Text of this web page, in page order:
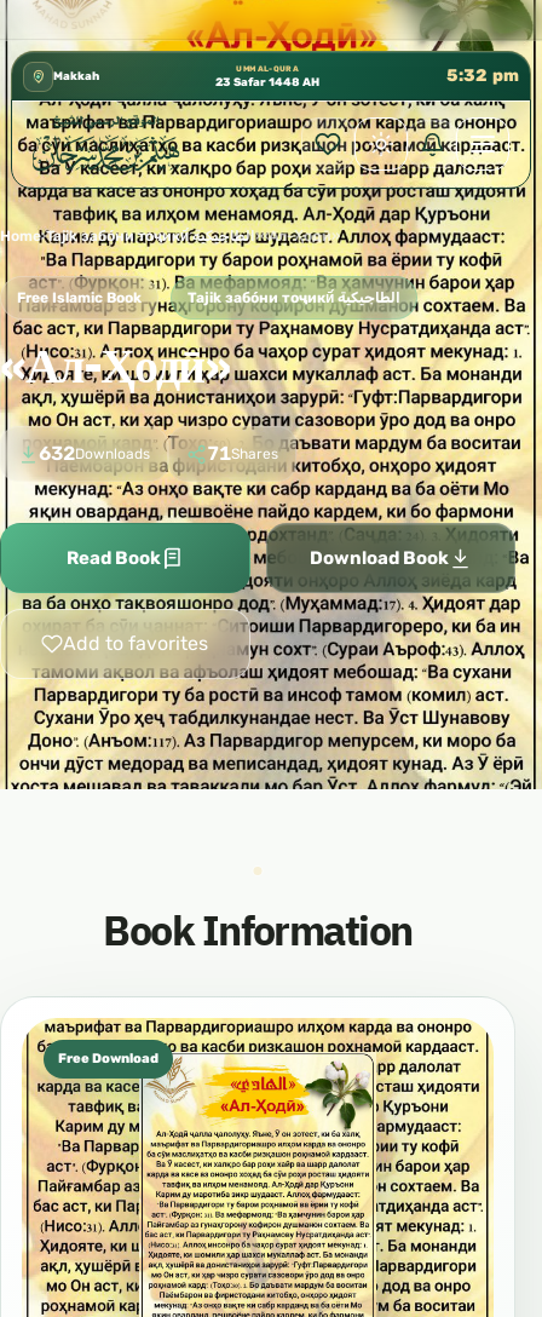
كتب الشيخ هيثم سرحان حفظه الله متوفرة مجانًا
Makkah
UMM AL-QURA
23 Safar 1448 AH 5:32 pm
Home› Tajik забо́ни тоҷикӣ́ الطاجيكية ›«Ал-Ҳодӣ»
Free Islamic Book Tajik забо́ни тоҷикӣ́ الطاجيكية
«Ал-Ҳодӣ»
632Downloads 71Shares
Read Book Download Book
Add to favorites
Book Information
Free Download